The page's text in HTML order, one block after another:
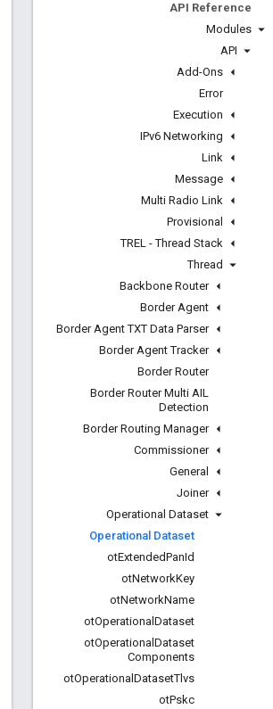
API Reference
Modules
API
Add-Ons
Error
Execution
IPv6 Networking
Link
Message
Multi Radio Link
Provisional
TREL - Thread Stack
Thread
Backbone Router
Border Agent
Border Agent TXT Data Parser
Border Agent Tracker
Border Router
Border Router Multi AIL
Detection
Border Routing Manager
Commissioner
General
Joiner
Operational Dataset
Operational Dataset
otExtendedPanId
otNetworkKey
otNetworkName
otOperational Dataset
otOperational Dataset
Components
otOperational DatasetTlvs
otPskc